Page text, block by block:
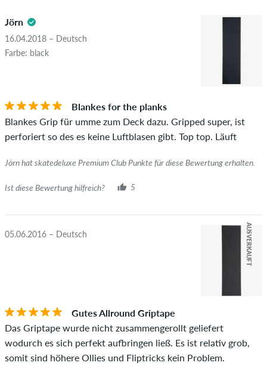
beleidigenden oder obszönen Inhalten sowie Bewertungen,
die geltendes Recht oder Urheberrechte verletzen oder Spam
und Fremdwerbung enthalten, werden nicht veröffentlicht.
Die Sternebewertung des Artikels ist der Durchschnitt aller
Ob die Bewertung von einer Person stammt, die diesen
Artikel wirklich gekauft hat, erkennst du am grünen Haken
neben dem Namen mit dem Zusatz "Verifizierter Kauf". Bei
überprüft. Bei Bewertungen ohne grünen Haken, können wir
leider nicht garantieren, dass die Personen den Artikel
5.0
Jörn
16.04.2018 – Deutsch
Farbe: black
Blankes for the planks
Blankes Grip für umme zum Deck dazu. Gripped super, ist
perforiert so des es keine Luftblasen gibt. Top top. Läuft
Jörn hat skatedeluxe Premium Club Punkte für diese Bewertung erhalten.
Ist diese Bewertung hilfreich? 5
05.06.2016 – Deutsch AUSVERKAUFT
Gutes Allround Griptape
Das Griptape wurde nicht zusammengerollt geliefert
wodurch es sich perfekt aufbringen ließ. Es ist relativ grob,
somit sind höhere Ollies und Fliptricks kein Problem.